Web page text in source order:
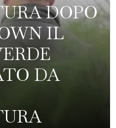
DOPO
IL
DA